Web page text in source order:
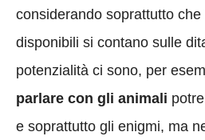
considerando soprattutto
disponibili si contano sulle
potenzialità ci sono, per
parlare con gli animali
e soprattutto gli enigmi, ma